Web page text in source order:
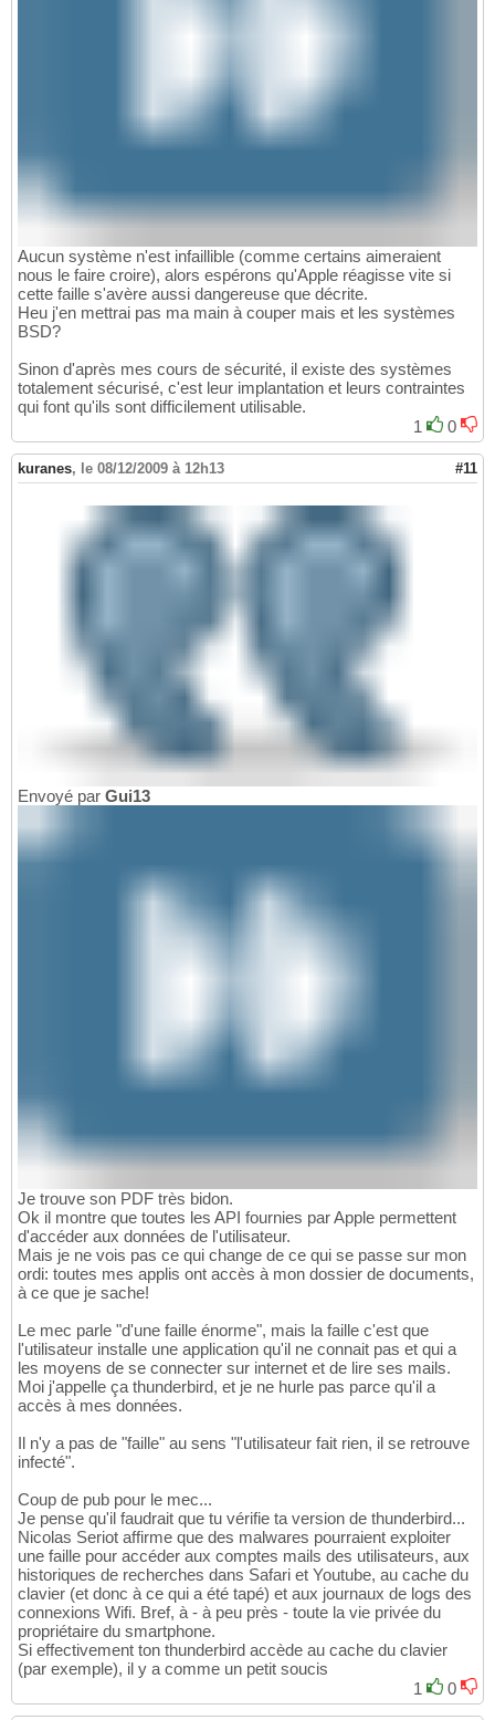
Aucun système n'est infaillible (comme certains aimeraient
nous le faire croire), alors espérons qu'Apple réagisse vite si
cette faille s'avère aussi dangereuse que décrite.
Heu j'en mettrai pas ma main à couper mais et les systèmes
BSD?
Sinon d'après mes cours de sécurité, il existe des systèmes
totalement sécurisé, c'est leur implantation et leurs contraintes
qui font qu'ils sont difficilement utilisable.
1
0
kuranes, le 08/12/2009 à 12h13 #11
Envoyé par Gui13
Je trouve son PDF très bidon.
Ok il montre que toutes les API fournies par Apple permettent
d'accéder aux données de l'utilisateur.
Mais je ne vois pas ce qui change de ce qui se passe sur mon
ordi: toutes mes applis ont accès à mon dossier de documents,
à ce que je sache!
Le mec parle "d'une faille énorme", mais la faille c'est que
l'utilisateur installe une application qu'il ne connait pas et qui a
les moyens de se connecter sur internet et de lire ses mails.
Moi j'appelle ça thunderbird, et je ne hurle pas parce qu'il a
accès à mes données.
Il n'y a pas de "faille" au sens "l'utilisateur fait rien, il se retrouve
infecté".
Coup de pub pour le mec...
Je pense qu'il faudrait que tu vérifie ta version de thunderbird...
Nicolas Seriot affirme que des malwares pourraient exploiter
une faille pour accéder aux comptes mails des utilisateurs, aux
historiques de recherches dans Safari et Youtube, au cache du
clavier (et donc à ce qui a été tapé) et aux journaux de logs des
connexions Wifi. Bref, à - à peu près - toute la vie privée du
propriétaire du smartphone.
Si effectivement ton thunderbird accède au cache du clavier
(par exemple), il y a comme un petit soucis
1
0